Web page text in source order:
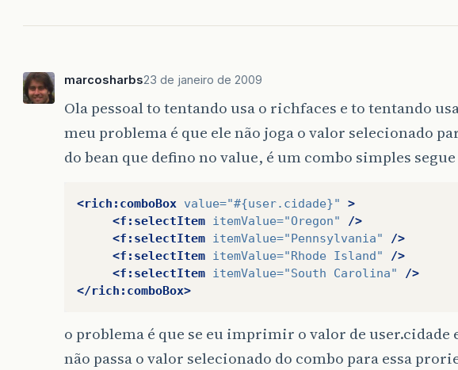
marcosharbs23 de janeiro de 2009
Ola pessoal to tentando usa o richfaces e to tentando
meu problema é que ele não joga o valor selecionado
do bean que defino no value, é um combo simples
<rich:comboBox value="#{user.cidade}"
>
<f:selectItem
itemValue="Oregon"
/>
<f:selectItem
itemValue="Pennsylvania"
/>
<f:selectItem
itemValue="Rhode Island"
/>
<f:selectItem
itemValue="South Carolina"
/>
</rich:comboBox>
o problema é que se eu imprimir o valor de user.cidade
não passa o valor selecionado do combo para essa